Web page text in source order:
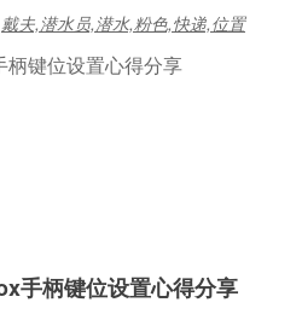
戴夫,潜水员,潜水,粉色,快递,位置
手柄键位设置心得分享